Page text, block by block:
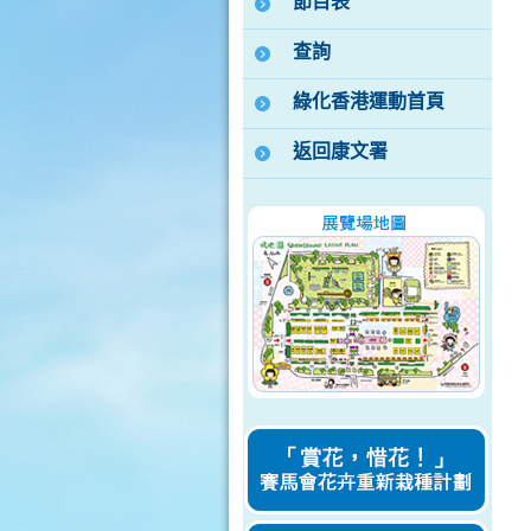
查詢
綠化香港運動首頁
返回康文署